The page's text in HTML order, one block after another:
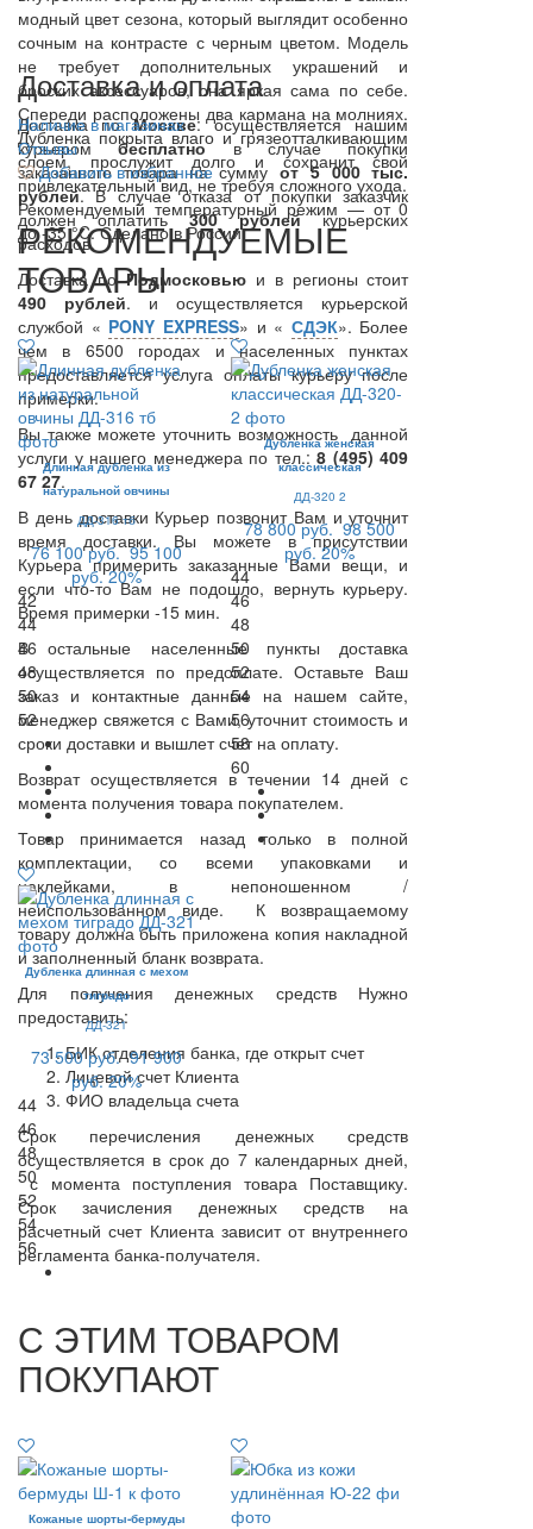
модный цвет сезона, который выглядит особенно
сочным на контрасте с черным цветом. Модель
не требует дополнительных украшений и
броских аксессуаров, она яркая сама по себе.
Спереди расположены два кармана на молниях.
Дубленка покрыта влаго и грязеотталкивающим
слоем, прослужит долго и сохранит свой
привлекательный вид, не требуя сложного ухода.
Рекомендуемый температурный режим — от 0
до -35 °C. Сделано в России.
Доставка и оплата
Доставка поМоскве: осуществляется нашим
курьеромбесплатнов случае покупки
заказанного товара на суммуот 5 000 тыс.
рублей. В случае отказа от покупки заказчик
должен оплатить300рублейкурьерских
расходов.
Доставка поПодмосковью и в регионы стоит
490 рублей. и осуществляется курьерской
службой « PONY EXPRESS» и « СДЭК». Более
чем в 6500 городах и населенных пунктах
предоставляется услуга оплаты курьеру после
примерки.
Вы также можете уточнить возможность данной
услуги у нашего менеджера по тел.:8 (495) 409
67 27.
В день доставки Курьер позвонит Вам и уточнит
время доставки. Вы можете в присутствии
Курьера примерить заказанные Вами вещи, и
если что-то Вам не подошло, вернуть курьеру.
Время примерки -15 мин.
В остальные населенные пункты доставка
осуществляется по предоплате. Оставьте Ваш
заказ и контактные данные на нашем сайте,
менеджер свяжется с Вами, уточнит стоимость и
сроки доставки и вышлет счет на оплату.
Возврат осуществляется в течении 14 дней с
момента получения товара покупателем.
Товар принимается назад только в полной
комплектации, со всеми упаковками и
наклейками, в непоношенном /
неиспользованном виде. К возвращаемому
товару должна быть приложена копия накладной
и заполненный бланк возврата.
Для получения денежных средств Нужно
предоставить:
БИК отделения банка, где открыт счет
Лицевой счет Клиента
ФИО владельца счета
Срок перечисления денежных средств
осуществляется в срок до 7 календарных дней,
с момента поступления товара Поставщику.
Срок зачисления денежных средств на
расчетный счет Клиента зависит от внутреннего
регламента банка-получателя.
Наличие в магазинах
Отзывы
Добавить в избранное
РЕКОМЕНДУЕМЫЕ
ТОВАРЫ
Длинная дубленка из
натуральной овчины
ДД-316 тб
76 100 руб. 95 100
руб. 20%
42
44
46
48
50
52
Дубленка женская
классическая
ДД-320 2
78 800 руб. 98 500
руб. 20%
44
46
48
50
52
54
56
58
60
Дубленка длинная с мехом
тиградо
ДД-321
73 500 руб. 91 900
руб. 20%
44
46
48
50
52
54
56
С ЭТИМ ТОВАРОМ
ПОКУПАЮТ
Кожаные шорты-бермуды